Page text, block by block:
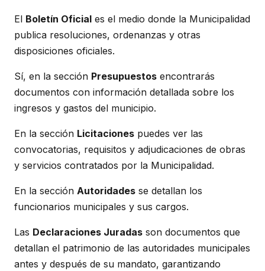
El Boletín Oficial es el medio donde la Municipalidad
publica resoluciones, ordenanzas y otras
disposiciones oficiales.
Sí, en la sección Presupuestos encontrarás
documentos con información detallada sobre los
ingresos y gastos del municipio.
En la sección Licitaciones puedes ver las
convocatorias, requisitos y adjudicaciones de obras
y servicios contratados por la Municipalidad.
En la sección Autoridades se detallan los
funcionarios municipales y sus cargos.
Las Declaraciones Juradas son documentos que
detallan el patrimonio de las autoridades municipales
antes y después de su mandato, garantizando